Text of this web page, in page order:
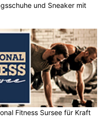
und Sneaker mit
Fitness Sursee für Kraft